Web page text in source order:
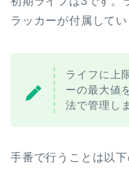
ラッカーが付属してい
ライフに上
ーの最大値
法で管理し
手番で行うことは以下